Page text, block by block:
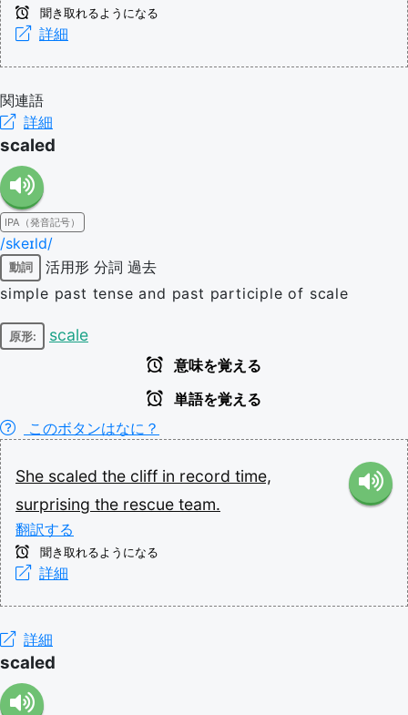
聞き取れるようになる
詳細
関連語
詳細
scaled
IPA（発音記号）
/skeɪld/
動詞 活用形 分詞 過去
simple past tense and past participle of scale
原形: scale
意味を覚える
単語を覚える
このボタンはなに？
She scaled the cliff in record time,
surprising the rescue team.
翻訳する
聞き取れるようになる
詳細
詳細
scaled